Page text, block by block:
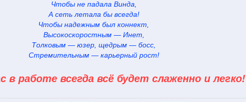
Чтобы не падала Винда,
А сеть летала бы всегда!
Чтобы надежным был коннект,
Высокоскоростным — Инет,
Толковым — юзер, щедрым — босс,
Стремительным — карьерный рост!
в работе всегда всё будет слаженно и легко!